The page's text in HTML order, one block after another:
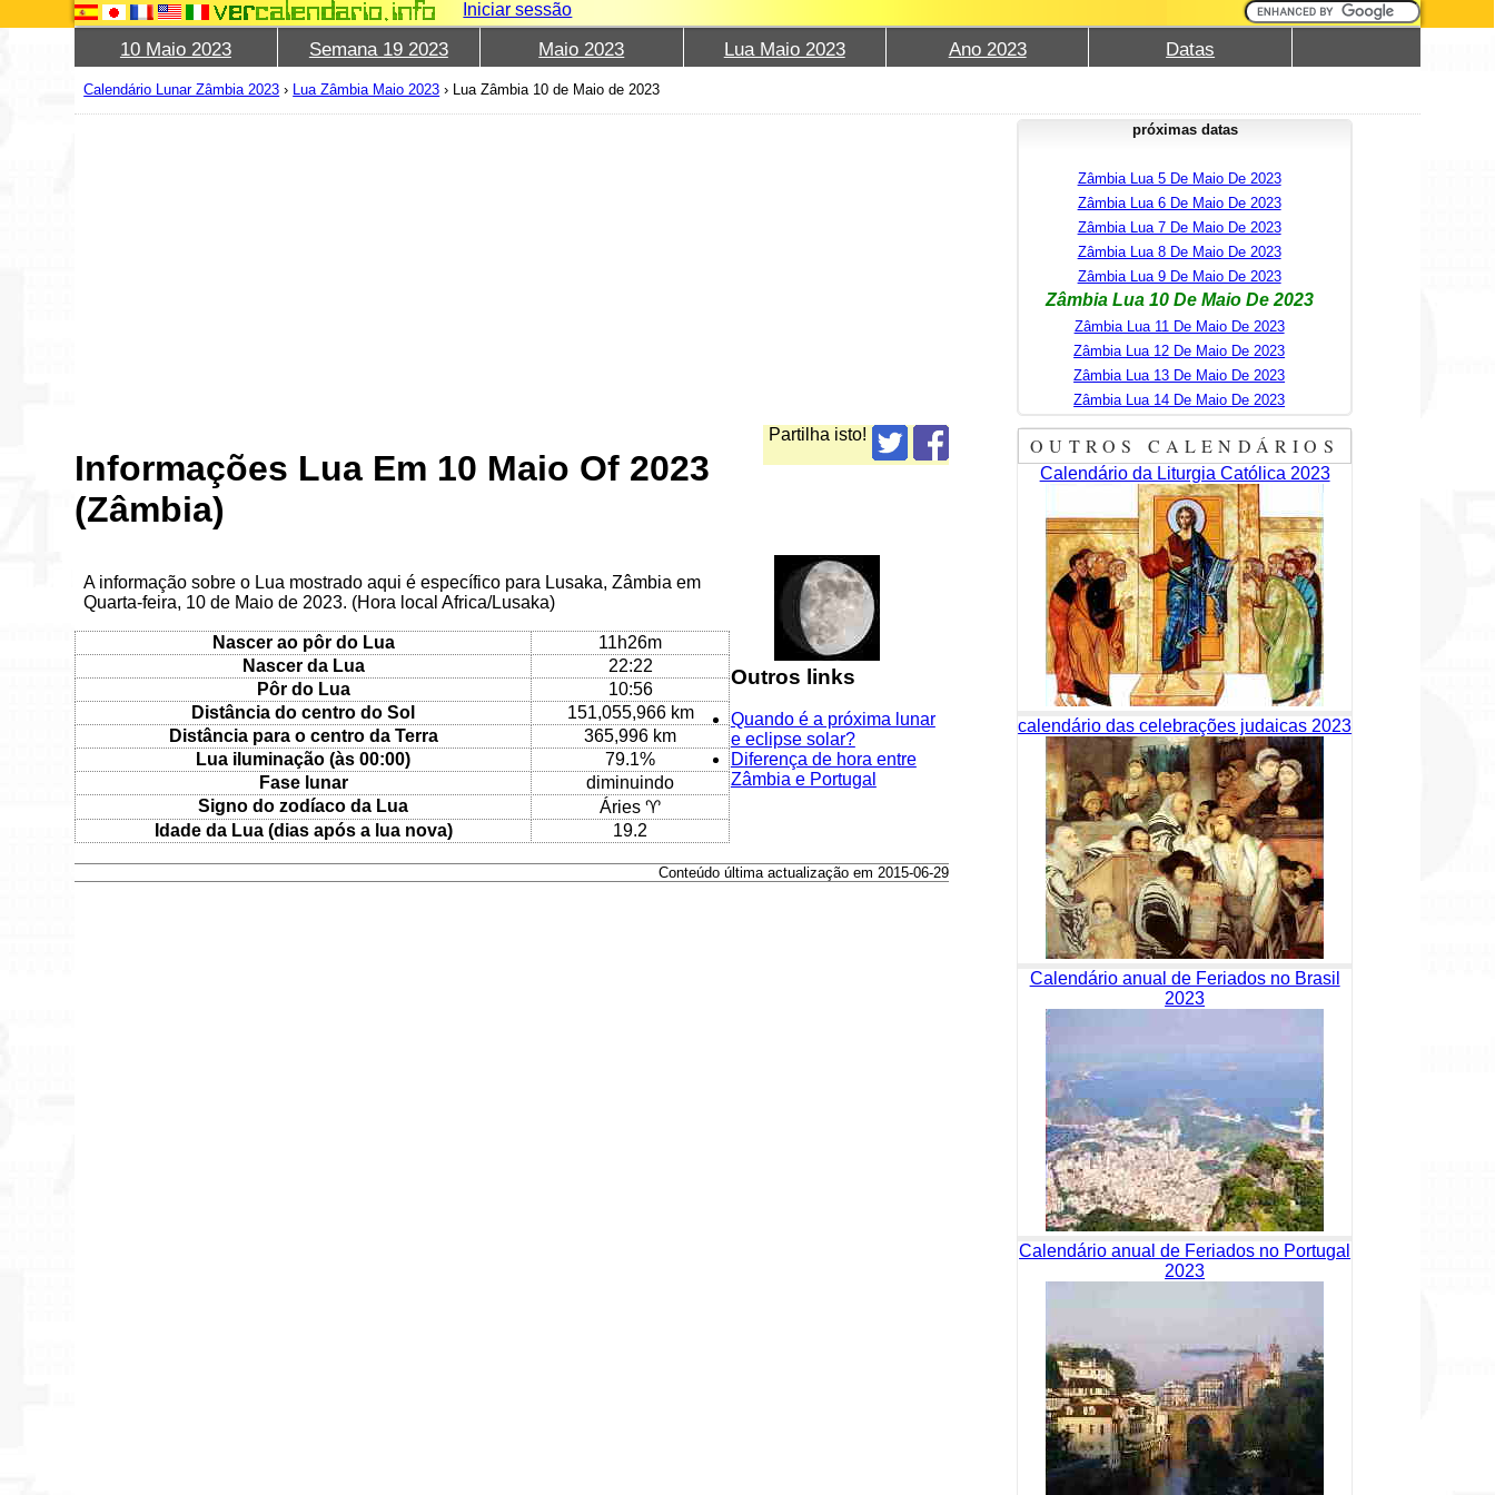
Iniciar sessão
10 Maio 2023 Semana 19 2023 Maio 2023 Lua Maio 2023 Ano 2023 Datas
Calendário Lunar Zâmbia 2023 › Lua Zâmbia Maio 2023 › Lua Zâmbia 10 de Maio de 2023
Partilha isto!
Informações Lua Em 10 Maio Of 2023
(Zâmbia)
A informação sobre o Lua mostrado aqui é específico para Lusaka, Zâmbia em
Quarta-feira, 10 de Maio de 2023. (Hora local Africa/Lusaka)
Nascer ao pôr do Lua
11h26m
Nascer da Lua
22:22
Pôr do Lua
10:56
Distância do centro do Sol
151,055,966 km
Distância para o centro da Terra
365,996 km
Lua iluminação (às 00:00)
79.1%
Fase lunar
diminuindo
Signo do zodíaco da Lua
Áries ♈
Idade da Lua (dias após a lua nova)
19.2
Outros links
Quando é a próxima lunar
e eclipse solar?
Diferença de hora entre
Zâmbia e Portugal
Conteúdo última actualização em 2015-06-29
próximas datas
Zâmbia Lua 5 De Maio De 2023
Zâmbia Lua 6 De Maio De 2023
Zâmbia Lua 7 De Maio De 2023
Zâmbia Lua 8 De Maio De 2023
Zâmbia Lua 9 De Maio De 2023
Zâmbia Lua 10 De Maio De 2023
Zâmbia Lua 11 De Maio De 2023
Zâmbia Lua 12 De Maio De 2023
Zâmbia Lua 13 De Maio De 2023
Zâmbia Lua 14 De Maio De 2023
OUTROS CALENDÁRIOS
Calendário da Liturgia Católica 2023
calendário das celebrações judaicas 2023
Calendário anual de Feriados no Brasil
2023
Calendário anual de Feriados no Portugal
2023